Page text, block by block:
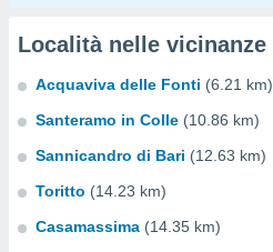
Località nelle vicinanze
Acquaviva delle Fonti (6.21 km)
Santeramo in Colle (10.86 km)
Sannicandro di Bari (12.63 km)
Toritto (14.23 km)
Casamassima (14.35 km)